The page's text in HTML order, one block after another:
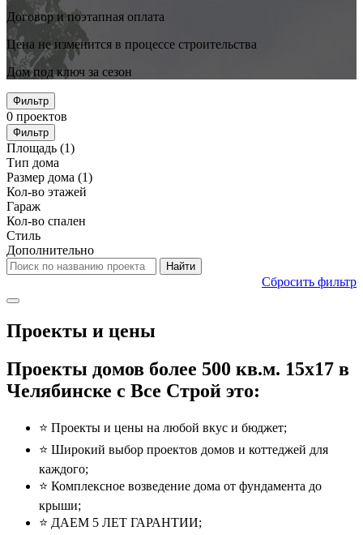
Договор и поэтапная оплата
Цена не изменится в процессе строительства
Дом под ключ за сезон
Фильтр
0 проектов
Фильтр
Площадь (1)
Тип дома
Размер дома (1)
Кол-во этажей
Гараж
Кол-во спален
Стиль
Дополнительно
Сбросить фильтр
Проекты и цены
Проекты домов более 500 кв.м. 15x17 в
Челябинске с Все Строй это:
⭐️ Проекты и цены на любой вкус и бюджет;
⭐️ Широкий выбор проектов домов и коттеджей для
каждого;
⭐️ Комплексное возведение дома от фундамента до
крыши;
⭐️ ДАЕМ 5 ЛЕТ ГАРАНТИИ;